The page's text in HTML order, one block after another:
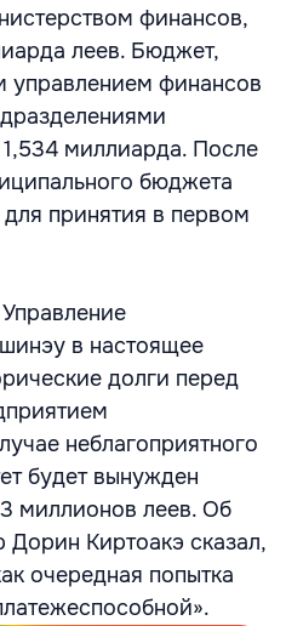
финансов,
леев. Бюджет,
управлением финансов
миллиарда. После
бюджета
принятия в первом
в настоящее
долги перед
неблагоприятного
будет вынужден
миллионов леев. Об
Киртоакэ сказал,
очередная попытка